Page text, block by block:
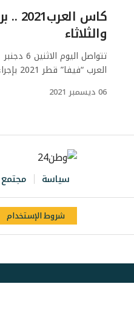
كاس
والثلاثاء
العرب “فيفا” قطر 2021 بإجراء…
06 ديسمبر 2021
سياسة مجتمع
شروط الإستخدام